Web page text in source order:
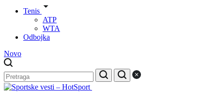
Tenis
ATP
WTA
Odbojka
Novo